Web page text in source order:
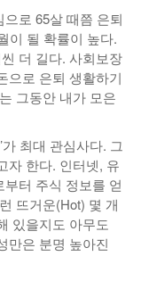
로 65살 때쯤 은퇴
이 될 확률이 높다.
더 길다. 사회보장
으로 은퇴 생활하기
그동안 내가 모은
가 최대 관심사다. 그
자 한다. 인터넷, 유
터 주식 정보를 얻
뜨거운(Hot) 몇 개
있을지도 아무도
만은 분명 높아진